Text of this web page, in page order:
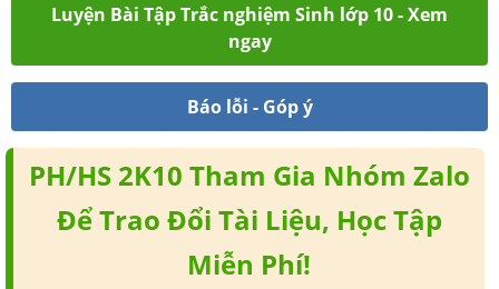
Luyện Bài Tập Trắc nghiệm Sinh lớp 10 - Xem
ngay
Báo lỗi - Góp ý
PH/HS 2K10 Tham Gia Nhóm Zalo
Để Trao Đổi Tài Liệu, Học Tập
Miễn Phí!